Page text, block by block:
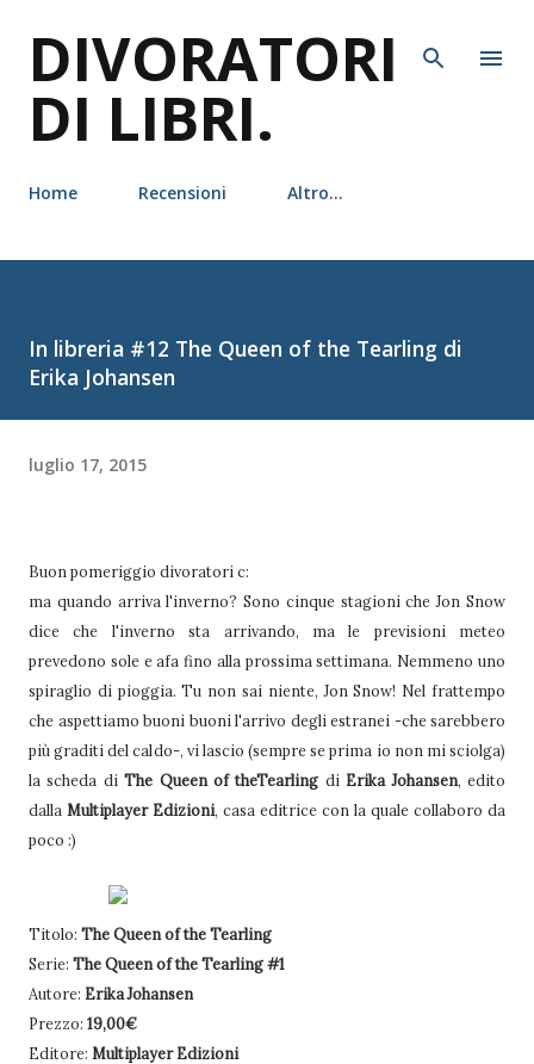
DIVORATORI
DI LIBRI.
Home Recensioni Altro…
In libreria #12 The Queen of the Tearling di
Erika Johansen
luglio 17, 2015
Buon pomeriggio divoratori c:
ma quando arriva l'inverno? Sono cinque stagioni che Jon Snow
dice che l'inverno sta arrivando, ma le previsioni meteo
prevedono sole e afa fino alla prossima settimana. Nemmeno uno
spiraglio di pioggia. Tu non sai niente, Jon Snow! Nel frattempo
che aspettiamo buoni buoni l'arrivo degli estranei -che sarebbero
più graditi del caldo-, vi lascio (sempre se prima io non mi sciolga)
la scheda diThe Queen of theTearling di Erika Johansen, edito
dalla Multiplayer Edizioni, casa editrice con la quale collaboro da
poco :)
Titolo: The Queen of the Tearling
Serie: The Queen of the Tearling #1
Autore: Erika Johansen
Prezzo: 19,00€
Editore: Multiplayer Edizioni